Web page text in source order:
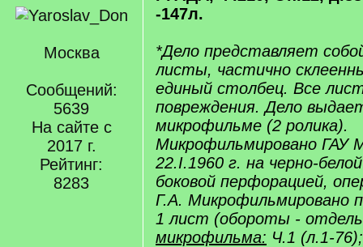
Москва
Сообщений:
5639
На сайте с
2017 г.
Рейтинг:
8283
-147л.
*Дело представляет
листы, частично
единый столбец. Все
повреждения. Дело
микрофильме (2 ролика).
Микрофильмировано
22.I.1960 г. на черно-
боковой перфорацией,
Г.А. Микрофильмировано
1 лист (обороты -
микрофильма: Ч.1 (л.1-